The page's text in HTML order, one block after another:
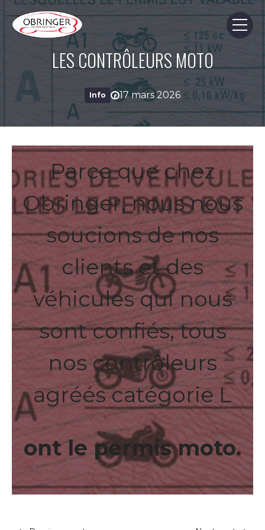
Skip
content
Skip
page
LES CONTRÔLEURS MOTO
Info 17 mars 2026
Parce que chez
Obringer, nous nous
soucions de nos
clients et des
véhicules qui nous
sont confiés, tous
nos contrôleurs
agréés catégorie L
ont le permis moto.